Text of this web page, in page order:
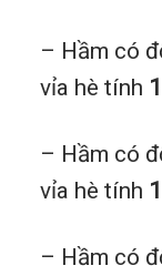
– Hầm có
vỉa hè tính
– Hầm có
vỉa hè tính
– Hầm có